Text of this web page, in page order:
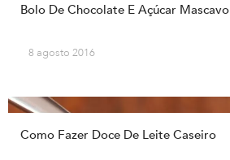
Bolo De Chocolate E Açúcar Mascavo
8 agosto 2016
Como Fazer Doce De Leite Caseiro